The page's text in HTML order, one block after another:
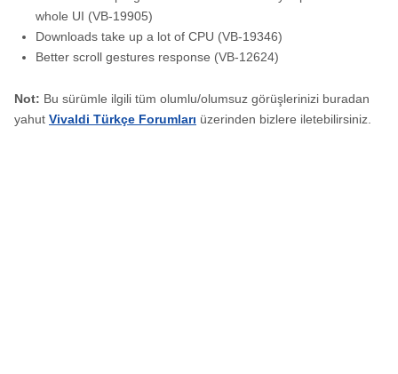
whole UI (VB-19905)
Downloads take up a lot of CPU (VB-19346)
Better scroll gestures response (VB-12624)
Not: Bu sürümle ilgili tüm olumlu/olumsuz görüşlerinizi buradan
yahut Vivaldi Türkçe Forumları üzerinden bizlere iletebilirsiniz.